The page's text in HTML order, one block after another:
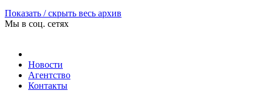
Показать / скрыть весь архив
Мы в соц. сетях
Новости
Агентство
Контакты